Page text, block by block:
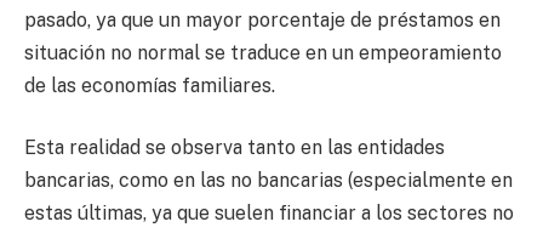
pasado, ya que un mayor porcentaje de préstamos en
situación no normal se traduce en un empeoramiento
de las economías familiares.
Esta realidad se observa tanto en las entidades
bancarias, como en las no bancarias (especialmente en
estas últimas, ya que suelen financiar a los sectores no